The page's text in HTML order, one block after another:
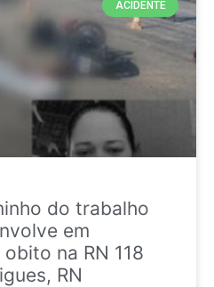
ACIDENTE
do trabalho
em
na RN 118
RN